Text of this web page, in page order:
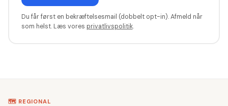
Du får først en bekræftelsesmail (dobbelt opt-in). Afmeld når
som helst. Læs vores privatlivspolitik.
🗺️ REGIONAL